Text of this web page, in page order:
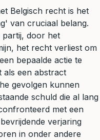
Belgisch recht is het
' van cruciaal belang.
partij, door het
het recht verliest om
bepaalde actie te
als een abstract
gevolgen kunnen
schuld die al lang
met een
verjaring
in onder andere